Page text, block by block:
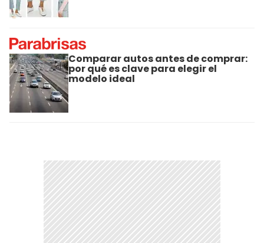
Comparar autos antes de comprar:
por qué es clave para elegir el
modelo ideal